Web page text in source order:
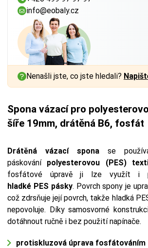
info@eobaly.cz
Nenašli jste, co jste hledali?
Spona vázací pro
šíře 19mm, drátěná B6, fosfát
Drátěná vázací spona se
páskování polyesterovou (PES)
fosfátové úpravě ji lze využít i
hladké PES pásky. Povrch spony je
což zdrsňuje její povrch, takže hladká
nepovoluje. Díky samosvorné
dotáhnout ručně i bez použití napínače.
protiskluzová úprava fosfátováním